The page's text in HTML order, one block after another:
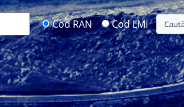
Cod RAN Cod LMI